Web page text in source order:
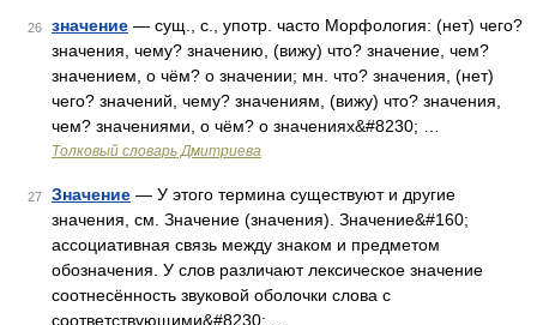
26 значение — сущ., с., употр. часто Морфология: (нет) чего?
значения, чему? значению, (вижу) что? значение, чем?
значением, о чём? о значении; мн. что? значения, (нет)
чего? значений, чему? значениям, (вижу) что? значения,
чем? значениями, о чём? о значениях&#8230; …
Толковый словарь Дмитриева
27 Значение — У этого термина существуют и другие
значения, см. Значение (значения). Значение&#160;
ассоциативная связь между знаком и предметом
обозначения. У слов различают лексическое значение
соотнесённость звуковой оболочки слова с
соответствующими&#8230; …